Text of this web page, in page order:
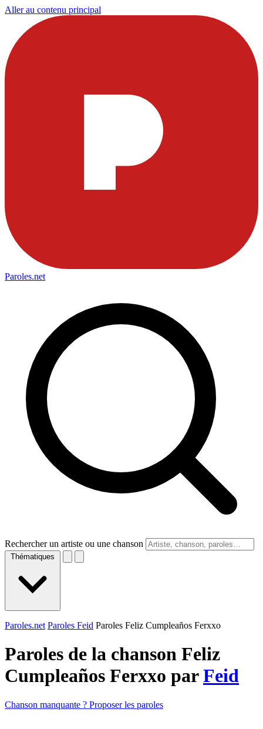
Aller au contenu principal
Paroles.net
Rechercher un artiste ou une chanson
Thématiques
Paroles.net Paroles Feid Paroles Feliz Cumpleaños Ferxxo
Paroles de la chanson Feliz
Cumpleaños Ferxxo parFeid
Chanson manquante ? Proposer les paroles